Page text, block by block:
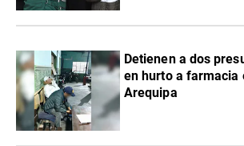
Detienen a dos
en hurto a farmacia
Arequipa